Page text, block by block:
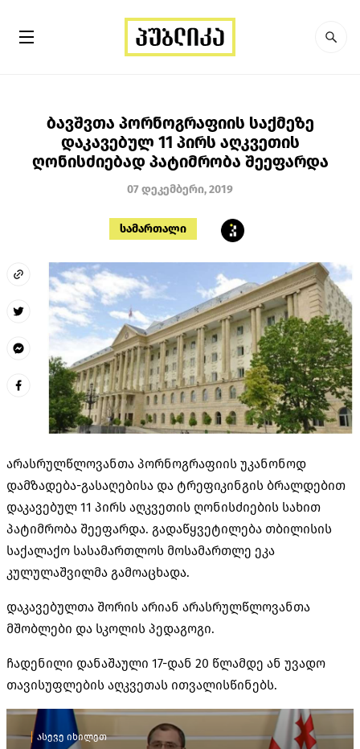
ბავშვთა პორნოგრაფიის საქმეზე
დაკავებულ 11 პირს აღკვეთის
ღონისძიებად პატიმრობა შეეფარდა
07 დეკემბერი, 2019
სამართალი
არასრულწლოვანთა პორნოგრაფიის უკანონოდ
დამზადება-გასაღებისა და ტრეფიკინგის ბრალდებით
დაკავებულ 11 პირს აღკვეთის ღონისძიების სახით
პატიმრობა შეეფარდა. გადაწყვეტილება თბილისის
საქალაქო სასამართლოს მოსამართლე ეკა
კულულაშვილმა გამოაცხადა.
დაკავებულთა შორის არიან არასრულწლოვანთა
მშობლები და სკოლის პედაგოგი.
ჩადენილი დანაშაული 17-დან 20 წლამდე ან უვადო
თავისუფლების აღკვეთას ითვალისწინებს.
ასევე იხილეთ